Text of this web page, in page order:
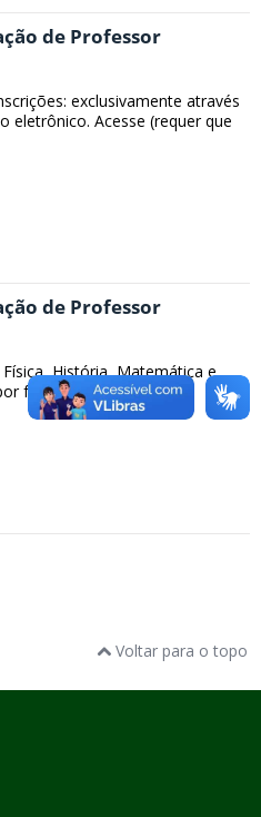
de Professor
exclusivamente através
eletrônico. Acesse (requer que
de Professor
História, Matemática e
formulário...
Voltar para o topo